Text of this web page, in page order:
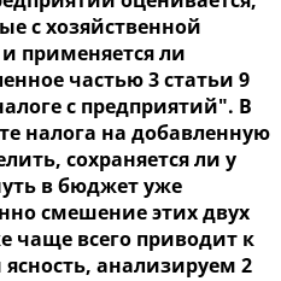
с хозяйственной
применяется ли
частью 3 статьи 9
с предприятий". В
налога на добавленную
сохраняется ли у
в бюджет уже
смешение этих двух
чаще всего приводит к
анализируем 2